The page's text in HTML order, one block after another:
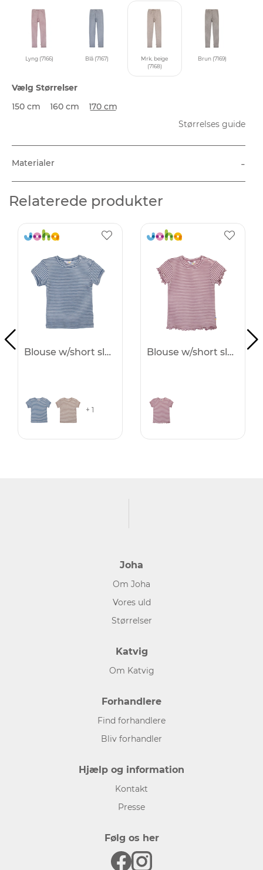
Lyng (7166) Blå (7167)
Mrk. beige
(7168)
Brun (7169)
Vælg Størrelser
150 cm
160 cm
170 cm
Størrelses guide
Materialer -
Relaterede produkter
Blouse w/short sleeves -25%
+ 1
Blouse w/short sleeves -25%
Joha
Om Joha
Vores uld
Størrelser
Katvig
Om Katvig
Forhandlere
Find forhandlere
Bliv forhandler
Hjælp og information
Kontakt
Presse
Følg os her